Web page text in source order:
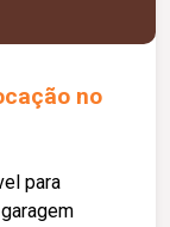
no
para